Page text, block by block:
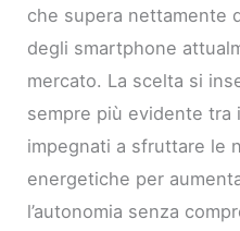
che supera nettamente
degli smartphone
mercato. La scelta si
sempre più evidente tra
impegnati a sfruttare le
energetiche per
l’autonomia senza